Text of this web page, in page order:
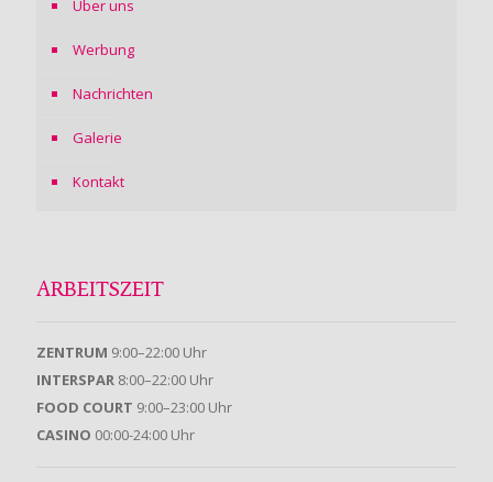
Über uns
Werbung
Nachrichten
Galerie
Kontakt
ARBEITSZEIT
ZENTRUM 9:00–22:00 Uhr
INTERSPAR 8:00–22:00 Uhr
FOOD COURT 9:00–23:00 Uhr
CASINO 00:00-24:00 Uhr